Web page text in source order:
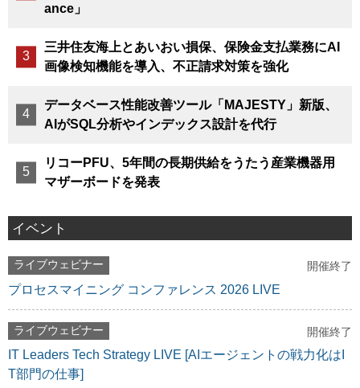
ance」
三井住友海上とあいおい損保、保険金支払業務にAI
画像検知機能を導入、不正請求対策を強化
データベース性能改善ツール「MAJESTY」新版、
AIがSQL分析やインデックス設計を代行
リコーPFU、5年間の長期供給をうたう産業機器用
マザーボードを発表
イベント
ライブウェビナー 開催終了
プロセスマイニング コンファレンス 2026 LIVE
ライブウェビナー 開催終了
IT Leaders Tech Strategy LIVE [AIエージェントの戦力化はI
T部門の仕事]